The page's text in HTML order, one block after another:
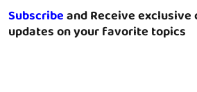
Subscribeand Receive
updates on your favorite topics